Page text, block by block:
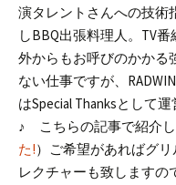
演タレントさんへの技術
しBBQ出張料理人。TV
外からもお呼びのかかる
ない仕事ですが、
はSpecial Thanksとして
♪ こちらの記事で紹介
た!） ご希望があればグ
レクチャーも致します